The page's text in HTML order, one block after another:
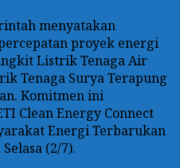
menyatakan
proyek energi
Listrik Tenaga Air
Tenaga Surya Terapung
Komitmen ini
Clean Energy Connect
Energi Terbarukan
(2/7).